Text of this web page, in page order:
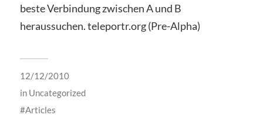
beste Verbindung zwischen A und B
heraussuchen. teleportr.org (Pre-Alpha)
12/12/2010
in Uncategorized
Articles